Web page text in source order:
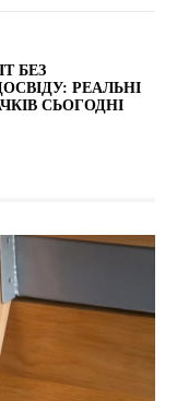
БЕЗ
РЕАЛЬНІ
СЬОГОДНІ